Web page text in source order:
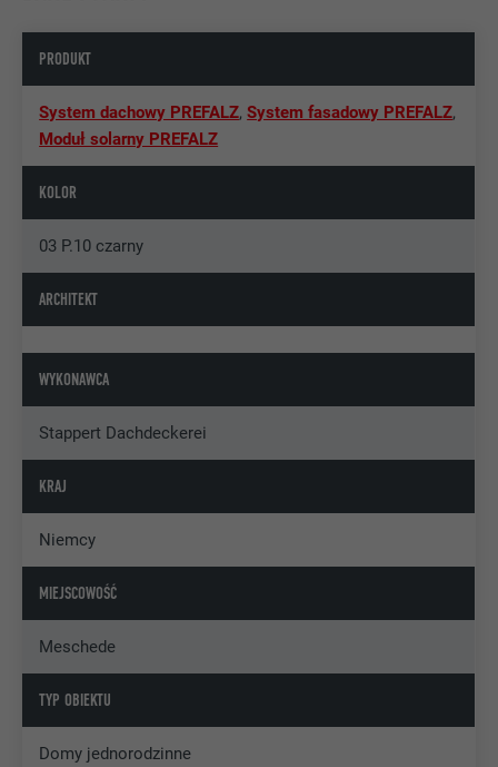
PRODUKT
System dachowy PREFALZ,System fasadowy PREFALZ,
Moduł solarny PREFALZ
KOLOR
03 P.10 czarny
ARCHITEKT
WYKONAWCA
Stappert Dachdeckerei
KRAJ
Niemcy
MIEJSCOWOŚĆ
Meschede
TYP OBIEKTU
Domy jednorodzinne